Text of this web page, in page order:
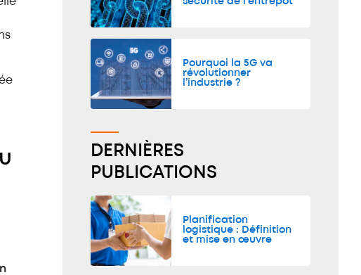
Pourquoi la 5G va
révolutionner
l’industrie ?
DERNIÈRES
PUBLICATIONS
Planification
logistique : Définition
et mise en œuvre